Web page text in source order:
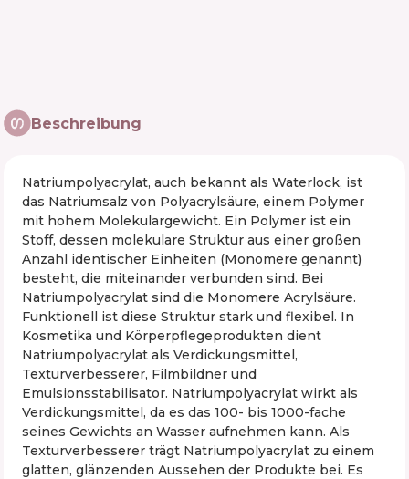
Beschreibung
Natriumpolyacrylat, auch bekannt als Waterlock, ist
das Natriumsalz von Polyacrylsäure, einem Polymer
mit hohem Molekulargewicht. Ein Polymer ist ein
Stoff, dessen molekulare Struktur aus einer großen
Anzahl identischer Einheiten (Monomere genannt)
besteht, die miteinander verbunden sind. Bei
Natriumpolyacrylat sind die Monomere Acrylsäure.
Funktionell ist diese Struktur stark und flexibel. In
Kosmetika und Körperpflegeprodukten dient
Natriumpolyacrylat als Verdickungsmittel,
Texturverbesserer, Filmbildner und
Emulsionsstabilisator. Natriumpolyacrylat wirkt als
Verdickungsmittel, da es das 100- bis 1000-fache
seines Gewichts an Wasser aufnehmen kann. Als
Texturverbesserer trägt Natriumpolyacrylat zu einem
glatten, glänzenden Aussehen der Produkte bei. Es